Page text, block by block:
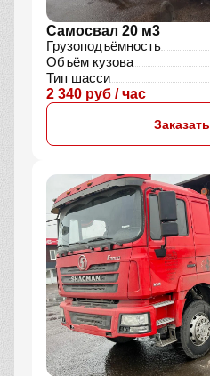
Самосвал 20 м3
Грузоподъёмность
Объём кузова
Тип шасси
2 340 руб / час
Заказать